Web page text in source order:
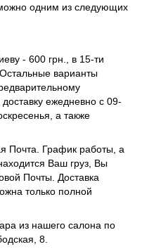
одним из следующих
- 600 грн., в 15-ти
варианты
ежедневно с 09-
а также
Почта. График работы, а
Ваш груз, Вы
Почты. Доставка
только полной
из нашего салона по
8.